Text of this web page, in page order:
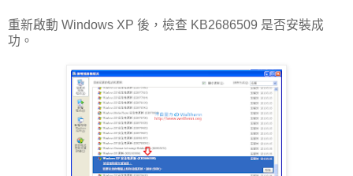
重新啟動 Windows XP 後，檢查 KB2686509 是否安裝成
功。